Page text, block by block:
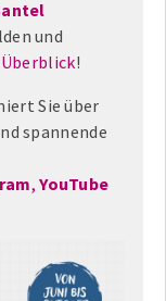
und
!
Sie über
spannende
,YouTube